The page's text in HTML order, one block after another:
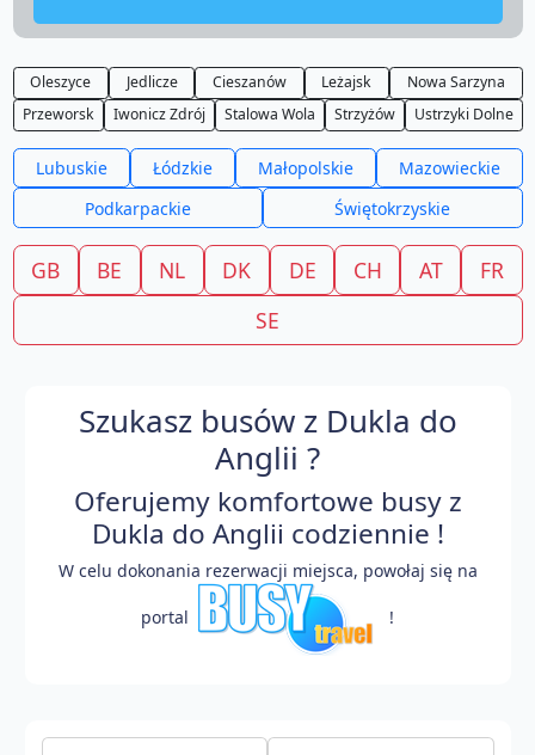
Oleszyce Jedlicze Cieszanów Leżajsk
Nowa Sarzyna
Przeworsk
Iwonicz Zdrój Stalowa Wola Strzyżów Ustrzyki Dolne
Lubuskie Łódzkie Małopolskie
Mazowieckie
Podkarpackie
Świętokrzyskie
GB BE NL DK DE CH AT
FR
SE
Szukasz busów z Dukla do
Anglii ?
Oferujemy komfortowe busy z
Dukla do Anglii codziennie !
W celu dokonania rezerwacji miejsca, powołaj się na
portal !